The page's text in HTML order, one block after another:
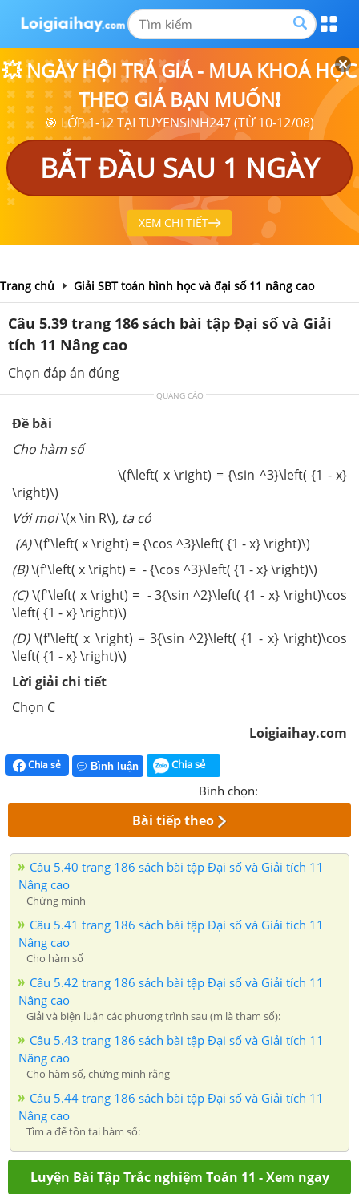
💥 NGÀY HỘI TRẢ GIÁ - MUA KHOÁ HỌC
THEO GIÁ BẠN MUỐN❗
🎯 LỚP 1-12 TẠI TUYENSINH247 (TỪ 10-12/08)
BẮT ĐẦU SAU 1 NGÀY
XEM CHI TIẾT
Trang chủ Giải SBT toán hình học và đại số 11 nâng cao
Câu 5.39 trang 186 sách bài tập Đại số và Giải
tích 11 Nâng cao
Chọn đáp án đúng
QUẢNG CÁO
Đề bài
Cho hàm số
\(f\left( x \right) = {\sin ^3}\left( {1 - x}
\right)\)
Với mọi\(x \in R\), ta có
(A)\(f'\left( x \right) = {\cos ^3}\left( {1 - x} \right)\)
(B)\(f'\left( x \right) = - {\cos ^3}\left( {1 - x} \right)\)
(C)\(f'\left( x \right) = - 3{\sin ^2}\left( {1 - x} \right)\cos
\left( {1 - x} \right)\)
(D)\(f'\left( x \right) = 3{\sin ^2}\left( {1 - x} \right)\cos
\left( {1 - x} \right)\)
Lời giải chi tiết
Chọn C
Loigiaihay.com
Chia sẻ Bình luận Chia sẻ
Bình chọn:
Bài tiếp theo
Câu 5.40 trang 186 sách bài tập Đại số và Giải tích 11
Nâng cao
Chứng minh
Câu 5.41 trang 186 sách bài tập Đại số và Giải tích 11
Nâng cao
Cho hàm số
Câu 5.42 trang 186 sách bài tập Đại số và Giải tích 11
Nâng cao
Giải và biện luận các phương trình sau (m là tham số):
Câu 5.43 trang 186 sách bài tập Đại số và Giải tích 11
Nâng cao
Cho hàm số, chứng minh rằng
Câu 5.44 trang 186 sách bài tập Đại số và Giải tích 11
Nâng cao
Tìm a để tồn tại hàm số:
Luyện Bài Tập Trắc nghiệm Toán 11 - Xem ngay